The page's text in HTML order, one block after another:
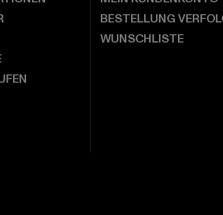
BESTELLUNG
WUNSCHLISTE